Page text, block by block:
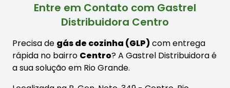
Entre em Contato com Gastrel
Distribuidora Centro
Precisa de gás de cozinha (GLP)com entrega
rápida no bairro Centro? A Gastrel Distribuidora é
a sua solução em Rio Grande.